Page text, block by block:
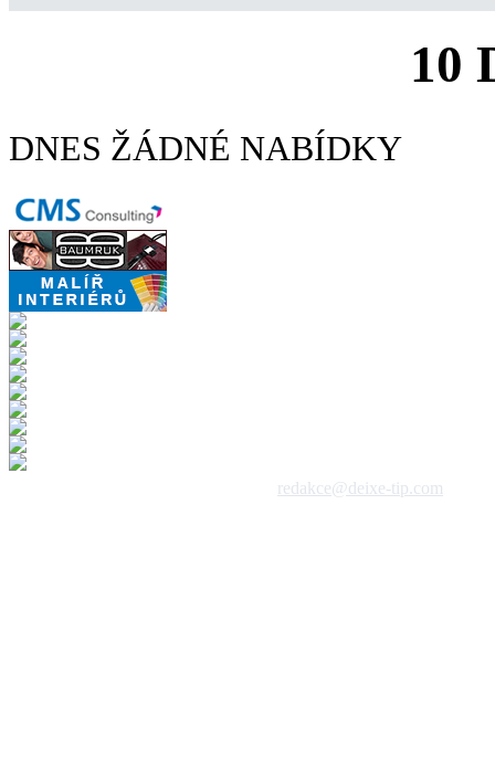
10
DNES ŽÁDNÉ NABÍDKY
redakce@deixe-tip.com